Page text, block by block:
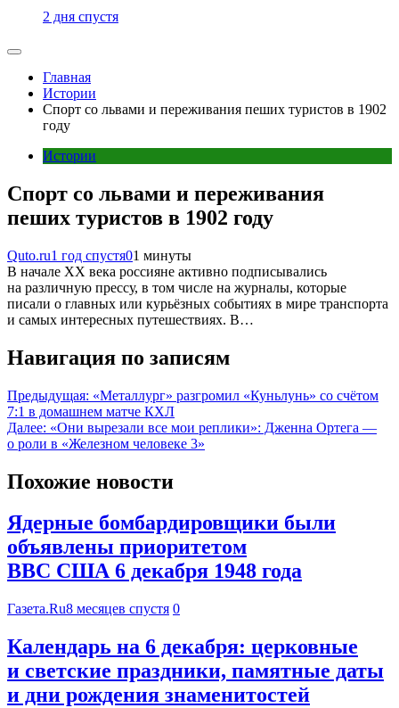
2 дня спустя
Главная
Истории
Спорт со львами и переживания пеших туристов в 1902
году
Истории
Спорт со львами и переживания
пеших туристов в 1902 году
Quto.ru1 год спустя01 минуты
В начале XX века россияне активно подписывались
на различную прессу, в том числе на журналы, которые
писали о главных или курьёзных событиях в мире транспорта
и самых интересных путешествиях. В…
Навигация по записям
Предыдущая: «Металлург» разгромил «Куньлунь» со счётом
7:1 в домашнем матче КХЛ
Далее: «Они вырезали все мои реплики»: Дженна Ортега —
о роли в «Железном человеке 3»
Похожие новости
Ядерные бомбардировщики были
объявлены приоритетом
ВВС США 6 декабря 1948 года
Газета.Ru8 месяцев спустя 0
Календарь на 6 декабря: церковные
и светские праздники, памятные даты
и дни рождения знаменитостей